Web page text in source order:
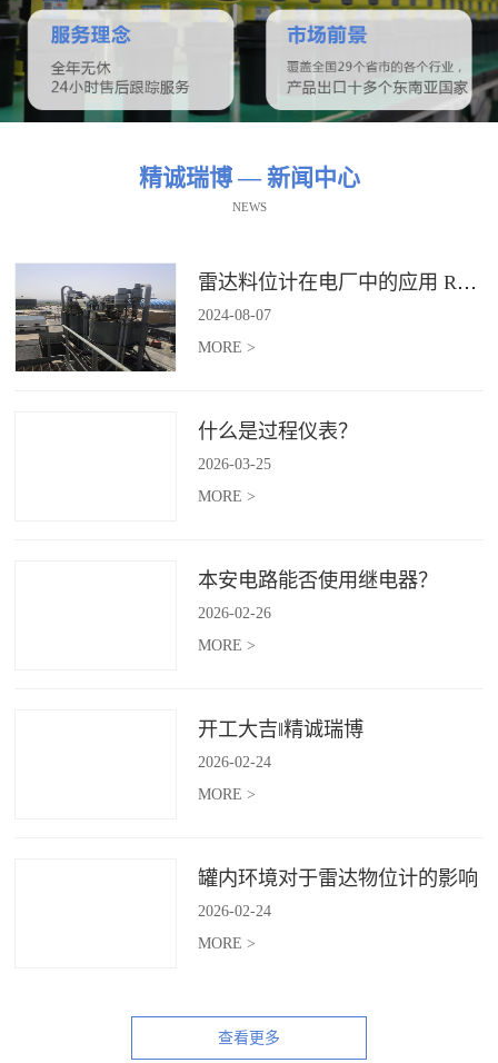
精诚瑞博 — 新闻中心
NEWS
雷达料位计在电厂中的应用 RBRDZB-71-6-C
2024-08-07
MORE >
什么是过程仪表？
2026-03-25
MORE >
本安电路能否使用继电器？
2026-02-26
MORE >
开工大吉‖精诚瑞博
2026-02-24
MORE >
罐内环境对于雷达物位计的影响
2026-02-24
MORE >
查看更多